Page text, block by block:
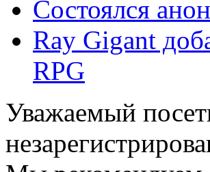
Состоялся
Ray Gigant
RPG
Уважаемый